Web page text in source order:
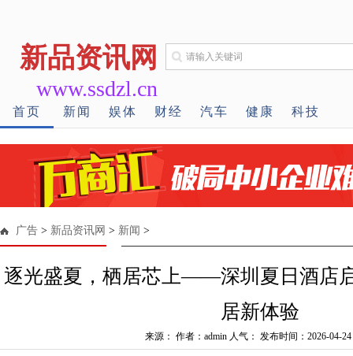
新品资讯网
www.ssdzl.cn
首页 新闻 娱体 财经 汽车 健康 科技
广告 > 新品资讯网 > 新闻 >
逐光盛夏，栖居芯上——深圳夏日酒店
居新体验
来源： 作者：admin 人气： 发布时间：2026-04-24